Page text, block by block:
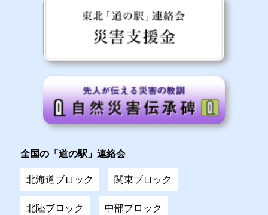
全国の「道の駅」連絡会
北海道ブロック
関東ブロック
北陸ブロック 中部ブロック